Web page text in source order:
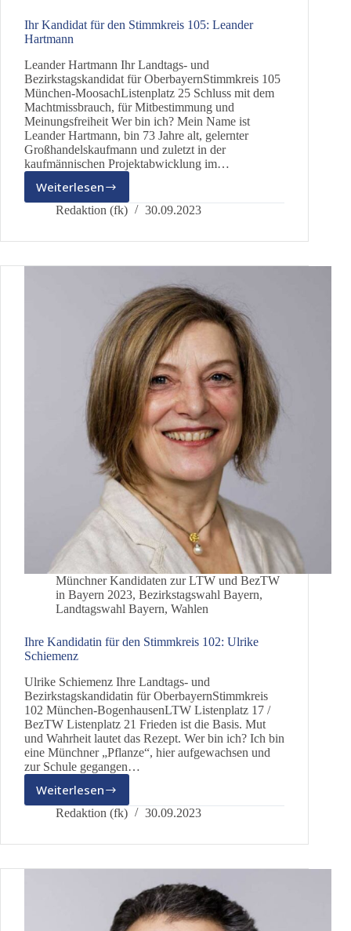
Ihr Kandidat für den Stimmkreis 105: Leander
Hartmann
Leander Hartmann Ihr Landtags- und
Bezirkstagskandidat für OberbayernStimmkreis 105
München-MoosachListenplatz 25 Schluss mit dem
Machtmissbrauch, für Mitbestimmung und
Meinungsfreiheit Wer bin ich? Mein Name ist
Leander Hartmann, bin 73 Jahre alt, gelernter
Großhandelskaufmann und zuletzt in der
kaufmännischen Projektabwicklung im…
Weiterlesen
Ihr
Kandidat
den
Hartmann
Redaktion (fk) 30.09.2023
Münchner Kandidaten zur LTW und BezTW
in Bayern 2023, Bezirkstagswahl Bayern,
Landtagswahl Bayern, Wahlen
Ihre Kandidatin für den Stimmkreis 102: Ulrike
Schiemenz
Ulrike Schiemenz Ihre Landtags- und
Bezirkstagskandidatin für OberbayernStimmkreis
102 München-BogenhausenLTW Listenplatz 17 /
BezTW Listenplatz 21 Frieden ist die Basis. Mut
und Wahrheit lautet das Rezept. Wer bin ich? Ich bin
eine Münchner „Pflanze“, hier aufgewachsen und
zur Schule gegangen…
Weiterlesen
Ihre
Kandidatin
den
Schiemenz
Redaktion (fk) 30.09.2023